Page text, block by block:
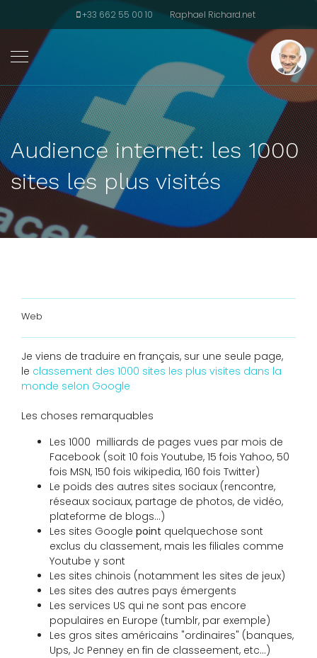
+33 662 55 00 10 Raphael Richard.net
Audience internet: les 1000
sites les plus visités
Web
Je viens de traduire en français, sur une seule page,
le classement des 1000 sites les plus visites dans la
monde selon Google
Les choses remarquables
Les 1000 milliards de pages vues par mois de
Facebook (soit 10 fois Youtube, 15 fois Yahoo, 50
fois MSN, 150 fois wikipedia, 160 fois Twitter)
Le poids des autres sites sociaux (rencontre,
réseaux sociaux, partage de photos, de vidéo,
plateforme de blogs...)
Les sites Google point quelquechose sont
exclus du classement, mais les filiales comme
Youtube y sont
Les sites chinois (notamment les sites de jeux)
Les sites des autres pays émergents
Les services US qui ne sont pas encore
populaires en Europe (tumblr, par exemple)
Les gros sites américains "ordinaires" (banques,
Ups, Jc Penney en fin de classeement, etc...)